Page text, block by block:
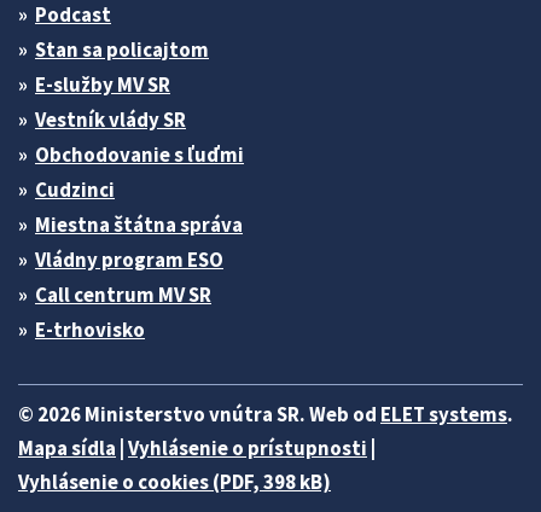
Podcast
Stan sa policajtom
E-služby MV SR
Vestník vlády SR
Obchodovanie s ľuďmi
Cudzinci
Miestna štátna správa
Vládny program ESO
Call centrum MV SR
E-trhovisko
© 2026 Ministerstvo vnútra SR. Web od ELET systems.
Mapa sídla Vyhlásenie o prístupnosti
Vyhlásenie o cookies (PDF, 398 kB)